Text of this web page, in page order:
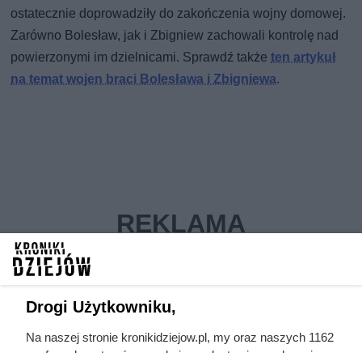
ostatecznie doprowadziły do zakończenia wojny domowej.
Zarówno Bolesław, jak i Zbigniew zachowali kontrolę nad
powierzonymi im dzielnicami. Sprawdź takżeten artykuł
na temat wojen braci Bolesława i Zbigniewa.
Drogi Użytkowniku,
Na naszej stronie kronikidziejow.pl, my oraz naszych 1162